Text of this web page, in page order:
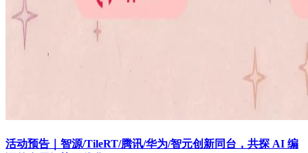
活动预告｜智源/TileRT/腾讯/华为/智元创新同台，共探 AI 编